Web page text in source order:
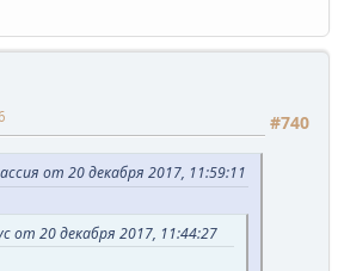
#740
от 20 декабря 2017, 11:59:11
от 20 декабря 2017, 11:44:27